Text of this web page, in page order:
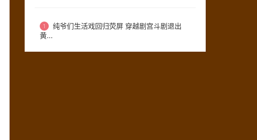
1
纯爷们生活戏回归荧屏 穿越剧宫斗剧退出
黄...